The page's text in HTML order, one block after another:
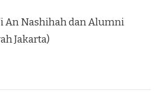
An Nashihah dan Alumni
Jakarta)